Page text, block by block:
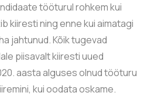
tööturul rohkem kui
kiiresti ning enne kui aimatagi
jahtunud. Kõik tugevad
piisavalt kiiresti uued
aasta alguses olnud tööturu
kui oodata oskame.